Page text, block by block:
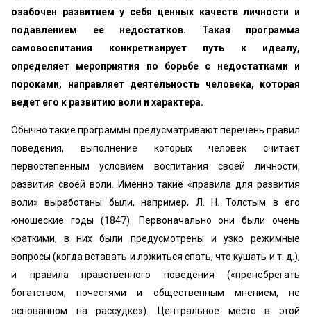
озабочен развитием у себя ценных качеств личности и
подавлением ее недостатков. Такая программа
самовоспитания конкретизирует путь к идеалу,
определяет мероприятия по борьбе с недостатками и
пороками, направляет деятельность человека, которая
ведет его к развитию воли и характера.
Обычно такие программы предусматривают перечень правил
поведения, выполнение которых человек считает
первостепенным условием воспитания своей личности,
развития своей воли. Именно такие «правила для развития
воли» выработаны были, например, Л. Н. Толстым в его
юношеские годы (1847). Первоначально они были очень
краткими, в них были предусмотрены и узко режимные
вопросы (когда вставать и ложиться спать, что кушать и т. д.),
и правила нравственного поведения («пренебрегать
богатством; почестями и общественным мнением, не
основанном на рассудке»). Центральное место в этой